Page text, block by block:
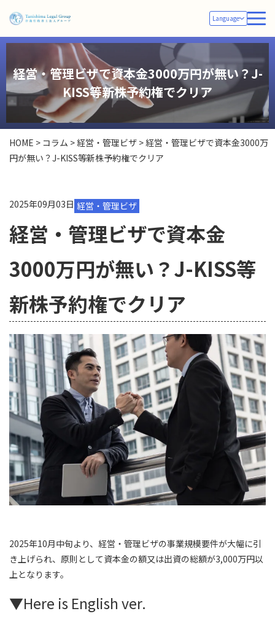
Language
経営・管理ビザで資本金3000万円が無い？J-
KISS等新株予約権でクリア
HOME > コラム >経営・管理ビザ >経営・管理ビザで資本金3000万
円が無い？J-KISS等新株予約権でクリア
2025年09月03日 経営・管理ビザ
経営・管理ビザで資本金
3000万円が無い？J-KISS等
新株予約権でクリア
2025年10月中旬より、経営・管理ビザの事業規模要件が大幅に引
き上げられ、原則として資本金の額又は出資の総額が3,000万円以
上となります。
▼Here is English ver.